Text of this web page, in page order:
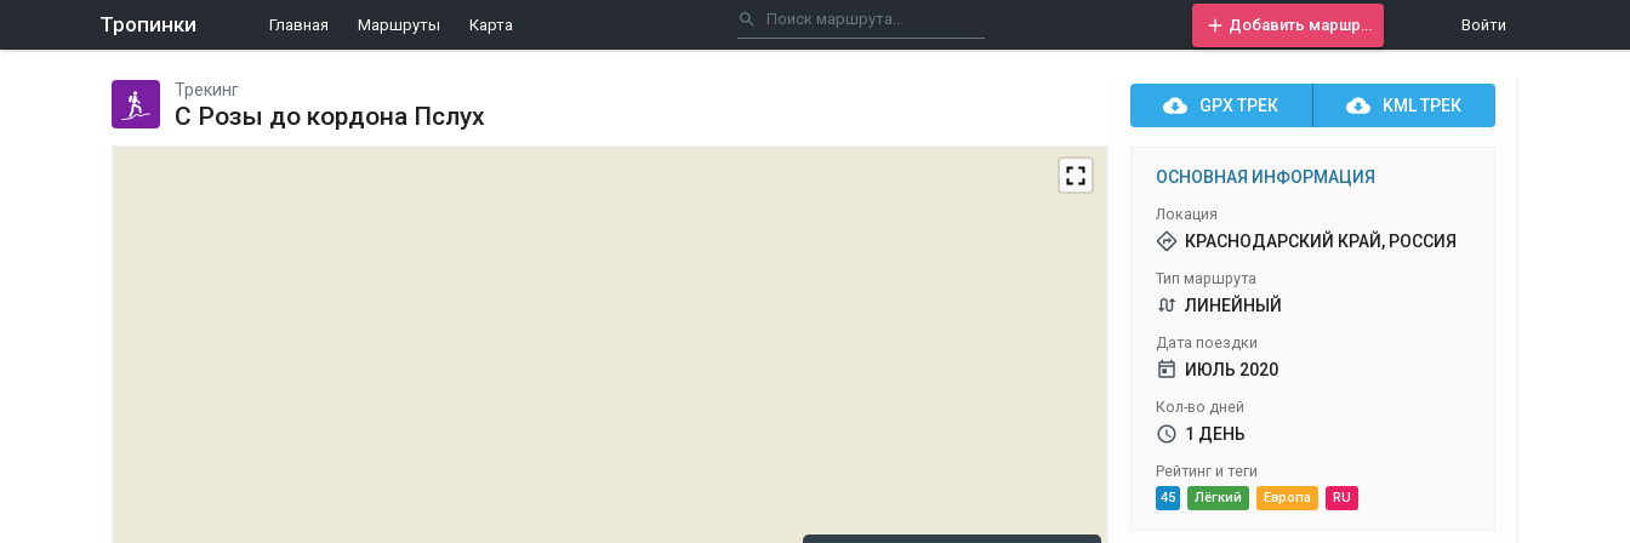
Тропинки Главная Маршруты Карта Войти
Трекинг
С Розы до кордона Пслух GPXТРЕК KMLТРЕК
ОСНОВНАЯ ИНФОРМАЦИЯ
Локация
КРАСНОДАРСКИЙ КРАЙ, РОССИЯ
Тип маршрута
ЛИНЕЙНЫЙ
Дата поездки
ИЮЛЬ 2020
Кол-во дней
1 ДЕНЬ
Рейтинг и теги
45 Лёгкий Европа RU